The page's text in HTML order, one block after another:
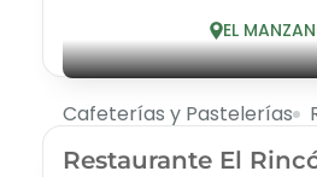
EL
Cafeterías y Pastelerías
Restaurante El